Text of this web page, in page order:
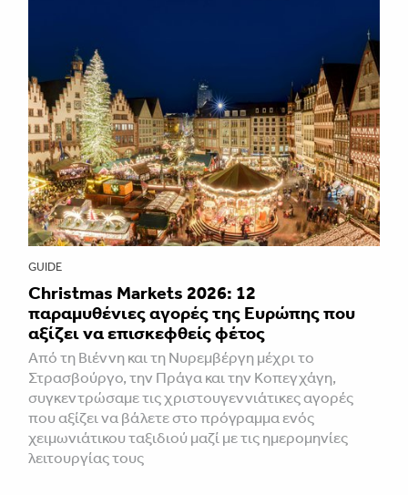
GUIDE
Christmas Markets 2026: 12
παραμυθένιες αγορές της Ευρώπης που
αξίζει να επισκεφθείς φέτος
Από τη Βιέννη και τη Νυρεμβέργη μέχρι το
Στρασβούργο, την Πράγα και την Κοπεγχάγη,
συγκεντρώσαμε τις χριστουγεννιάτικες αγορές
που αξίζει να βάλετε στο πρόγραμμα ενός
χειμωνιάτικου ταξιδιού μαζί με τις ημερομηνίες
λειτουργίας τους